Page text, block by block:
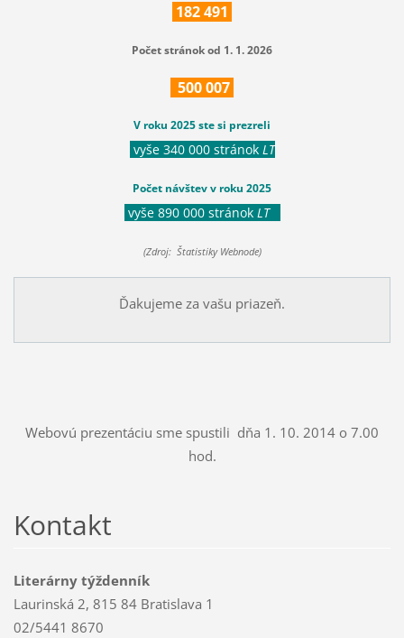
182491
Počet stránok od 1. 1. 2026
500007
V roku 2025 ste si prezreli
vyše 340 000 stránok LT
Počet návštev v roku 2025
vyše 890 000 stránok LT
(Zdroj: Štatistiky Webnode)
Ďakujeme za vašu priazeň.
Webovú prezentáciu sme spustili dňa 1. 10. 2014 o 7.00
hod.
Kontakt
Literárny týždenník
Laurinská 2, 815 84 Bratislava 1
02/5441 8670